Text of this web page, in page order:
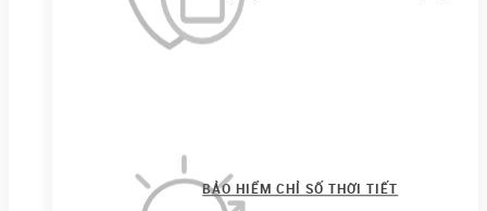
BẢO HIỂM CHỈ SỐ THỜI TIẾT